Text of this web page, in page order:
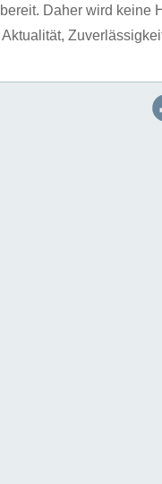
bereit. Daher wird keine
Aktualität,